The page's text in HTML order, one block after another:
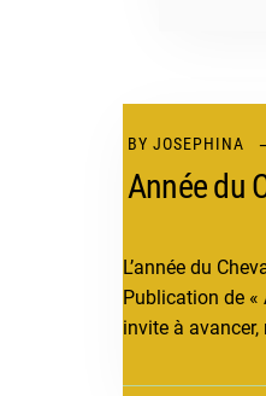
BY JOSEPHINA
Année du
L’année du
Publication de «
invite à